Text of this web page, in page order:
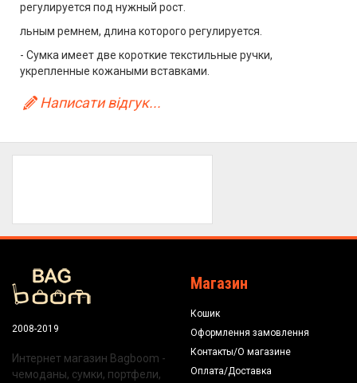
регулируется под нужный рост.
льным ремнем, длина которого регулируется.
- Сумка имеет две короткие текстильные ручки,
укрепленные кожаными вставками.
Написати відгук...
2008-2019
Интернет магазин Bagboom -
чемоданы, сумки, портфели,
Магазин
Кошик
Оформлення замовлення
Контакты/О магазине
Оплата/Доставка